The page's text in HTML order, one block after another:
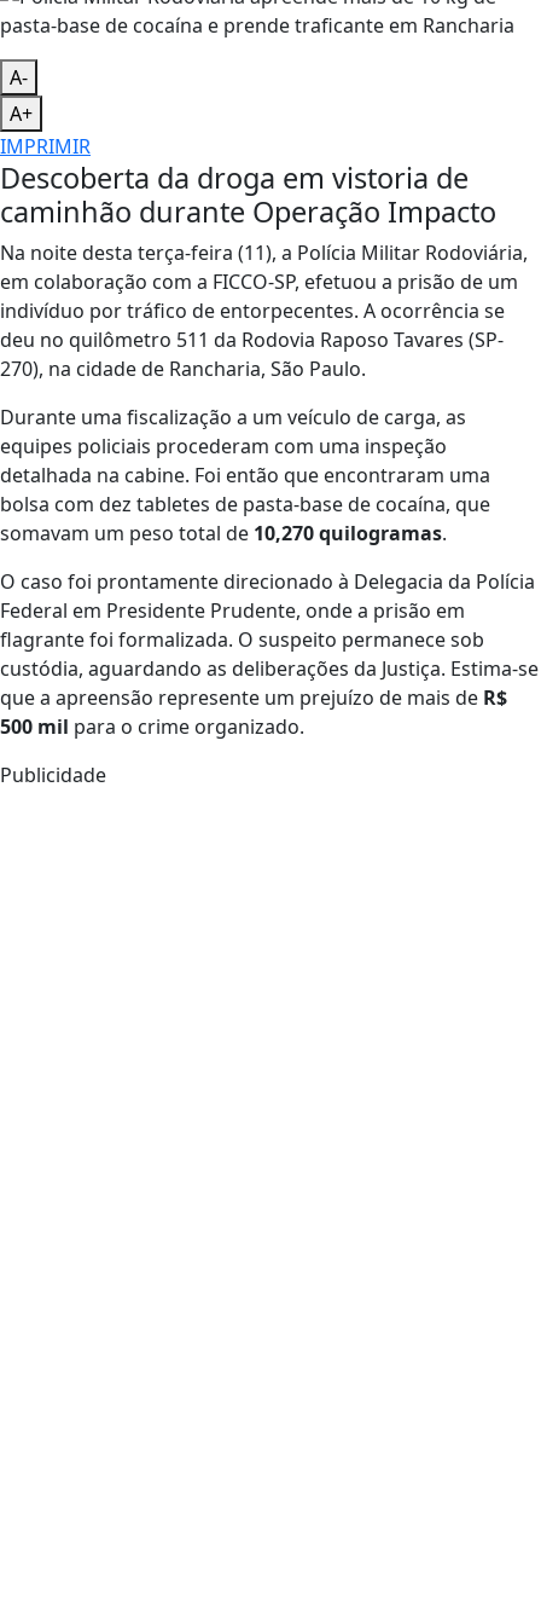
A-
A+
IMPRIMIR
Descoberta da droga em vistoria de
caminhão durante Operação Impacto
Na noite desta terça-feira (11), a Polícia Militar Rodoviária,
em colaboração com a FICCO-SP, efetuou a prisão de um
indivíduo por tráfico de entorpecentes. A ocorrência se
deu no quilômetro 511 da Rodovia Raposo Tavares (SP-
270), na cidade de Rancharia, São Paulo.
Durante uma fiscalização a um veículo de carga, as
equipes policiais procederam com uma inspeção
detalhada na cabine. Foi então que encontraram uma
bolsa com dez tabletes de pasta-base de cocaína, que
somavam um peso total de 10,270 quilogramas.
O caso foi prontamente direcionado à Delegacia da Polícia
Federal em Presidente Prudente, onde a prisão em
flagrante foi formalizada. O suspeito permanece sob
custódia, aguardando as deliberações da Justiça. Estima-se
que a apreensão represente um prejuízo de mais de R$
500 mil para o crime organizado.
Publicidade